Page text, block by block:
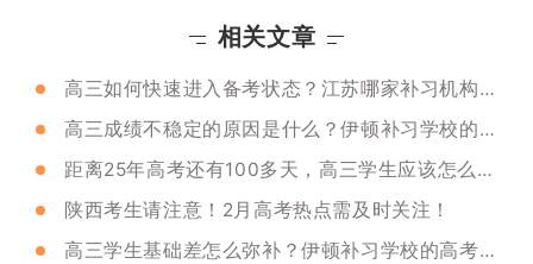
相关文章
高三如何快速进入备考状态？江苏哪家补习机构靠谱？
高三成绩不稳定的原因是什么？伊顿补习学校的冲刺班有用吗？
距离25年高考还有100多天，高三学生应该怎么复习？
陕西考生请注意！2月高考热点需及时关注！
高三学生基础差怎么弥补？伊顿补习学校的高考冲刺班能改善吗？